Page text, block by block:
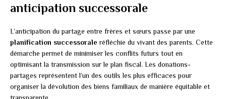
anticipation successorale
L’anticipation du partage entre frères et sœurs passe par une
planification successorale réfléchie du vivant des parents. Cette
démarche permet de minimiser les conflits futurs tout en
optimisant la transmission sur le plan fiscal. Les donations-
partages représentent l’un des outils les plus efficaces pour
organiser la dévolution des biens familiaux de manière équitable et